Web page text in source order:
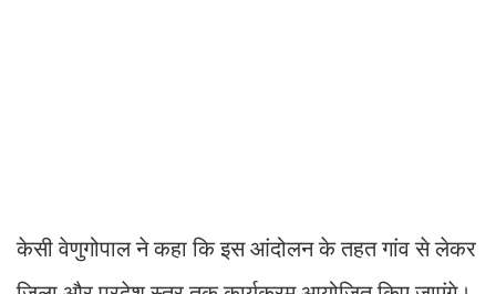
केसी वेणुगोपाल ने कहा कि इस आंदोलन के तहत गांव से लेकर